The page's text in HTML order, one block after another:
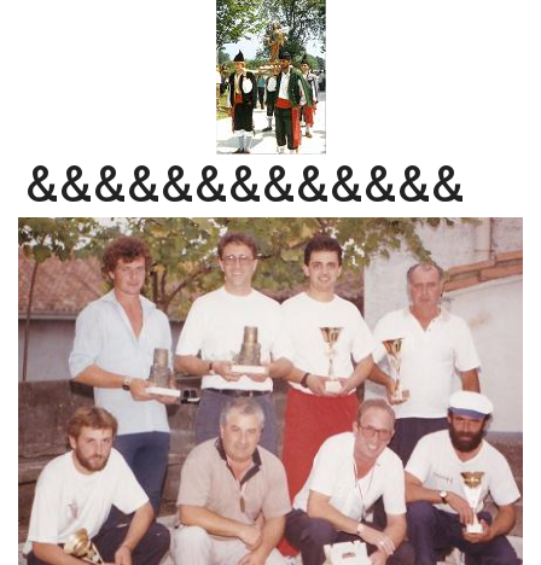
&&&&&&&&&&&&&